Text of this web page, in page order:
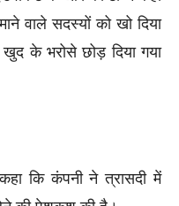
वाले सदस्यों को खो दिया
के भरोसे छोड़ दिया गया
कि कंपनी ने त्रासदी में